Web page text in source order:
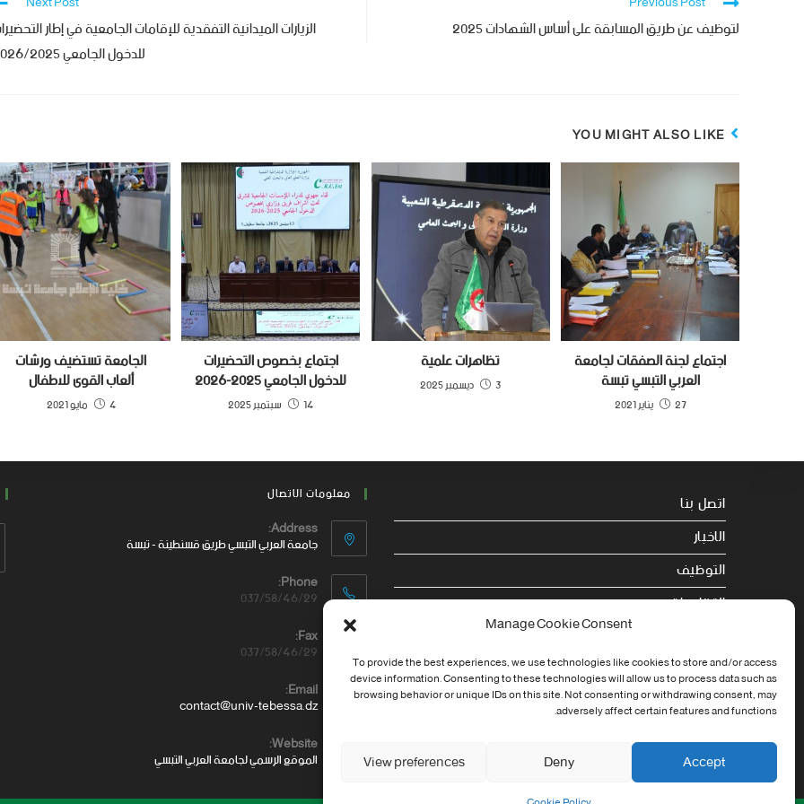
Manage Cookie Consent
To provide the best experiences, we use technologies like cookies to store and/or access
device information. Consenting to these technologies will allow us to process data such as
browsing behavior or unique IDs on this site. Not consenting or withdrawing consent, may
adversely affect certain features and functions.
Accept
Deny
View preferences
لتوظيف عن طريق المسابقة على أساس الشهادات 2025 الزيارات الميدانية التفقدية للإقامات الجامعية في إطار
للدخول الجامعي 2026/2025
YOU MIGHT ALSO LIKE
الجامعة تستضيف ورشات
ألعاب القوى للاطفال
4 مايو 2021
اجتماع بخصوص التحضيرات
للدخول الجامعي 2025-2026
14 سبتمبر 2025
تظاهرات علمية
3 ديسمبر 2025
اجتماع لجنة الصفقات لجامعة
العربي التبسي تبسة
27 يناير 2021
اتصل بنا
الاخبار
التوظيف
التظاهرات
الجامعة في سطور
Cookie Policy (EU)
معلومات الاتصال
Address:
جامعة العربي التبسي طريق قسنطينة - تبسة
Phone:
037/58/46/29
Fax:
037/58/46/29
Email:
contact@univ-tebessa.dz
Website:
الموقع الرسمي لجامعة العربي التبسي